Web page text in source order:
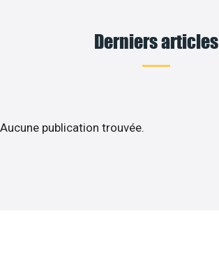
Derniers articles
Aucune publication trouvée.